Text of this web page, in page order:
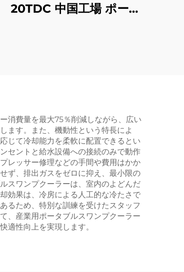
20TDC 中国工場 ポータ
消費量を最大75％削減しながら、広い
ます。また、機動性という特長によ
じて冷却能力を柔軟に配置できるとい
セントと給水設備への接続のみで動作
レッサー修理などの手間や費用はかか
ず、排出ガスをゼロに抑え、最小限の
スワンプクーラーは、室内のよどんだ
効果は、冷房による人工的な冷たさで
るため、特別な訓練を受けたスタッフ
、産業用ポータブルスワンプクーラー
適性向上を実現します。